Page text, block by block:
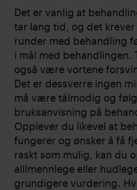
Det er vanlig at
tar lang tid, og det
runder med behandling
i mål med behandlingen.
også være vortene
Det er dessverre ingen
må være tålmodig og
bruksanvisning på
Opplever du likevel at
fungerer og ønsker å få
raskt som mulig, kan du
alllmennlege eller
grundigere vurdering.